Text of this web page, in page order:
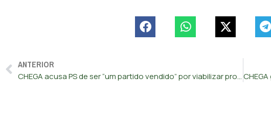
ANTERIOR
CHEGA acusa PS de ser “um partido vendido” por viabilizar proposta do Governo